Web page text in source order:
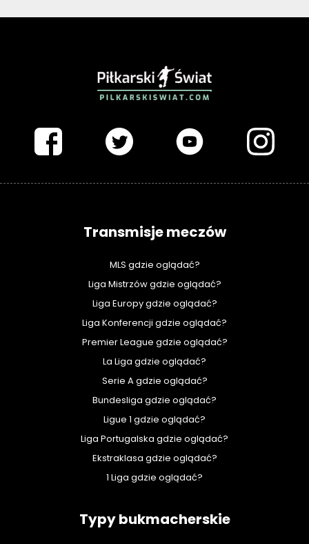
Transmisje meczów
MLS gdzie oglądać?
Liga Mistrzów gdzie oglądać?
Liga Europy gdzie oglądać?
Liga Konferencji gdzie oglądać?
Premier League gdzie oglądać?
La Liga gdzie oglądać?
Serie A gdzie oglądać?
Bundesliga gdzie oglądać?
Ligue 1 gdzie oglądać?
Liga Portugalska gdzie oglądać?
Ekstraklasa gdzie oglądać?
1 Liga gdzie oglądać?
Typy bukmacherskie